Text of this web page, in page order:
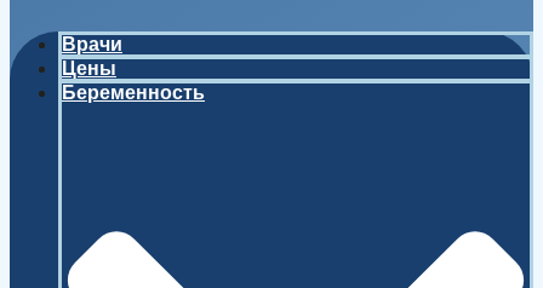
Врачи
Цены
Беременность